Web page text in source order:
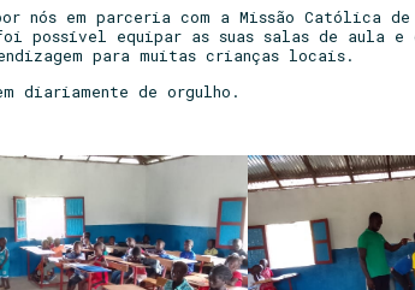
nós em parceria com a Missão Católica de
possível equipar as suas salas de aula e
para muitas crianças locais.
diariamente de orgulho.